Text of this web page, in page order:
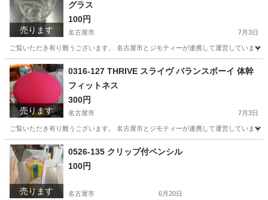
売ります
グラス
100円
名古屋市 7月3日
ご覧いただき有り難うございます。 名古屋市とジモティーが連携して運営してい
愛知 名古屋市
売ります
0316-127 THRIVE スライヴ バランスボーイ 体幹
フィットネス
300円
名古屋市 7月3日
ご覧いただき有り難うございます。 名古屋市とジモティーが連携して運営していま
愛知 名古屋市 リユース
売ります
0526-135 クリップ付ペンシル
100円
名古屋市 6月20日